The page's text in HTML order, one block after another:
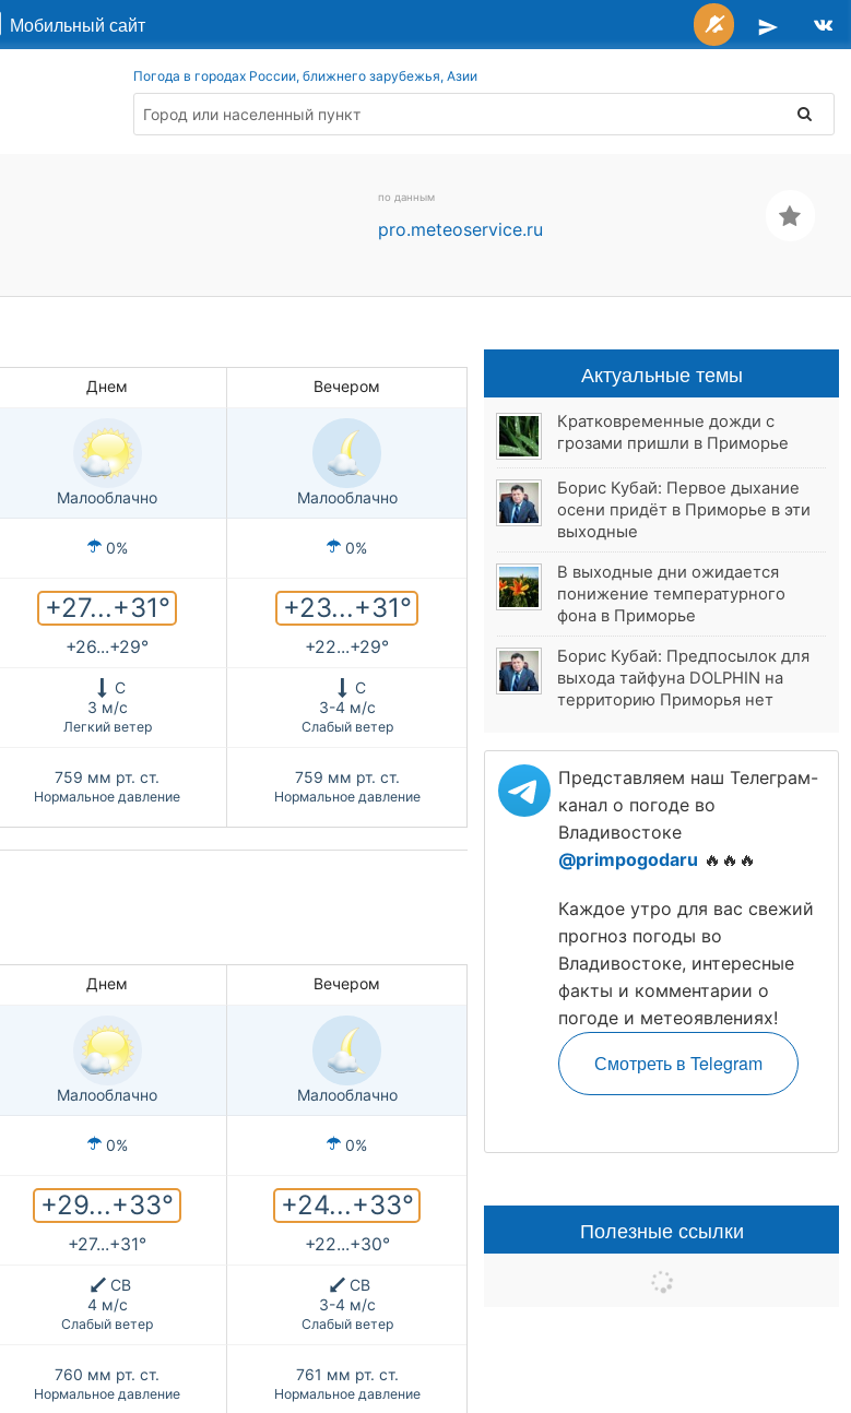
Мобильный сайт
Погода в городах России, ближнего зарубежья, Азии
по данным
pro.meteoservice.ru
Днем Вечером
Малооблачно Малооблачно
0% 0%
+27...+31° +23...+31°
+26...+29° +22...+29°
С
3 м/с
Легкий ветер
С
3-4 м/с
Слабый ветер
759 мм рт. ст.
Нормальное давление
759 мм рт. ст.
Нормальное давление
Днем Вечером
Малооблачно Малооблачно
0% 0%
+29...+33° +24...+33°
+27...+31° +22...+30°
СВ
4 м/с
Слабый ветер
СВ
3-4 м/с
Слабый ветер
760 мм рт. ст.
Нормальное давление
761 мм рт. ст.
Нормальное давление
Актуальные темы
Кратковременные дожди с
грозами пришли в Приморье
Борис Кубай: Первое дыхание
осени придёт в Приморье в эти
выходные
В выходные дни ожидается
понижение температурного
фона в Приморье
Борис Кубай: Предпосылок для
выхода тайфуна DOLPHIN на
территорию Приморья нет
Представляем наш Телеграм-
канал о погоде во
Владивостоке
@primpogodaru 🔥🔥🔥
Каждое утро для вас свежий
прогноз погоды во
Владивостоке, интересные
факты и комментарии о
погоде и метеоявлениях!
Смотреть в Telegram
Полезные ссылки